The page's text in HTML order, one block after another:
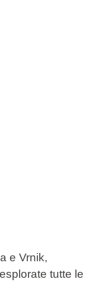
e Vrnik,
tutte le